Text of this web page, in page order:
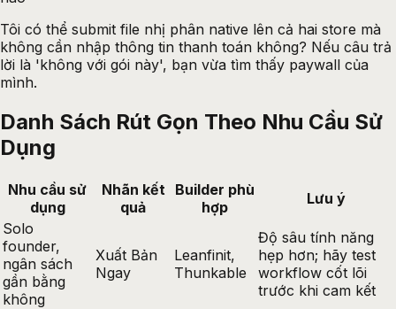
Tôi có thể submit file nhị phân native lên cả hai store mà
không cần nhập thông tin thanh toán không? Nếu câu trả
lời là 'không với gói này', bạn vừa tìm thấy paywall của
mình.
Danh Sách Rút Gọn Theo Nhu Cầu Sử
Dụng
Nhu cầu sử
dụng
Nhãn kết
quả
Builder phù
hợp
Lưu ý
Solo
founder,
ngân sách
gần bằng
không
Xuất Bản
Ngay
Leanfinit,
Thunkable
Độ sâu tính năng
hẹp hơn; hãy test
workflow cốt lõi
trước khi cam kết